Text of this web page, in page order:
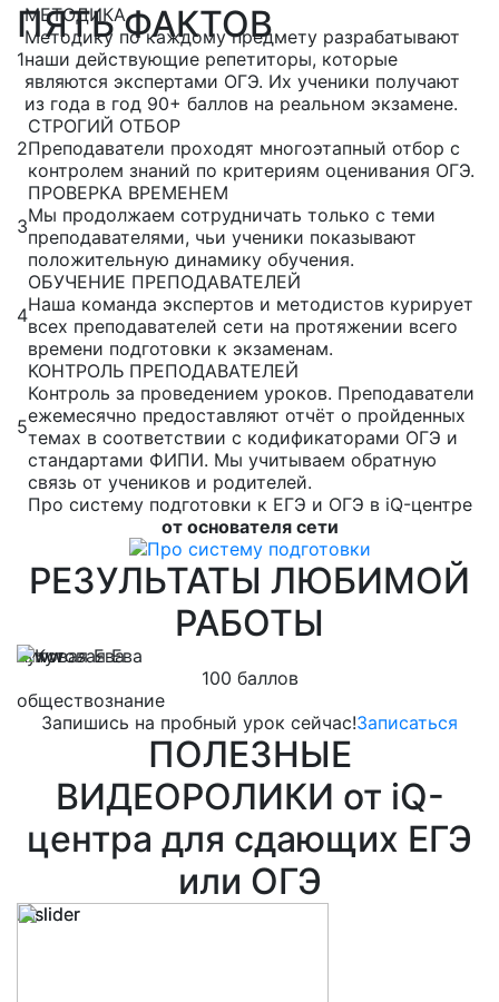
ПЯТЬ ФАКТОВ
1
МЕТОДИКА
Методику по каждому предмету разрабатывают
наши действующие репетиторы, которые
являются экспертами ОГЭ. Их ученики получают
из года в год 90+ баллов на реальном экзамене.
2
СТРОГИЙ ОТБОР
Преподаватели проходят многоэтапный отбор с
контролем знаний по критериям оценивания ОГЭ.
3
ПРОВЕРКА ВРЕМЕНЕМ
Мы продолжаем сотрудничать только с теми
преподавателями, чьи ученики показывают
положительную динамику обучения.
4
ОБУЧЕНИЕ ПРЕПОДАВАТЕЛЕЙ
Наша команда экспертов и методистов курирует
всех преподавателей сети на протяжении всего
времени подготовки к экзаменам.
5
КОНТРОЛЬ ПРЕПОДАВАТЕЛЕЙ
Контроль за проведением уроков. Преподаватели
ежемесячно предоставляют отчёт о пройденных
темах в соответствии с кодификаторами ОГЭ и
стандартами ФИПИ. Мы учитываем обратную
связь от учеников и родителей.
Про систему подготовки к ЕГЭ и ОГЭ в iQ-центре
от основателя сети
РЕЗУЛЬТАТЫ ЛЮБИМОЙ
РАБОТЫ
Кутовая Ева
100 баллов
обществознание
Запишись на пробный урок сейчас!Записаться
ПОЛЕЗНЫЕ
ВИДЕОРОЛИКИ от iQ-
центра для сдающих ЕГЭ
или ОГЭ